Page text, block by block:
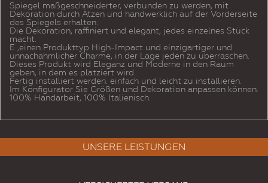
Spiegel maßgeschneiderter, verbunden zu werden, mit
Dekoration durch Ätzen und handwerklich auf der Vorderseite
des Spiegels erhalten.
Die Dekoration, raffiniert und elegant, jedes einzelnes Stück
macht.
E ‚einen Produkttyp High-Impact und einzigartiger und
unnachahmlicher Charme, in der Lage jeden zu überraschen.
Dieses Produkt wird Eleganz und Moderne in den Raum
geben, in dem es platziert wird.
Fertig installiert werden. einfach und leicht zu installieren.
Im Konfigurator Sie Größen und Dekoration anpassen können.
100% Handarbeit, 100% Italienisch.
UNSERE LEISTUNGEN